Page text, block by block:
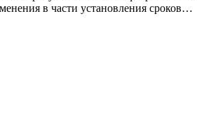
в части установления сроков…